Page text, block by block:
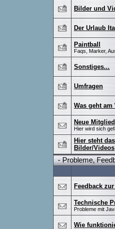
Bilder und
Der Urlaub
Paintball
Faqs, Marker,
Sonstiges...
Umfragen
Was geht am
Neue
Hier wird sich
Hier steht
Bilder/Videos
- Probleme,
Feedback
Technische
Probleme mit
Wie